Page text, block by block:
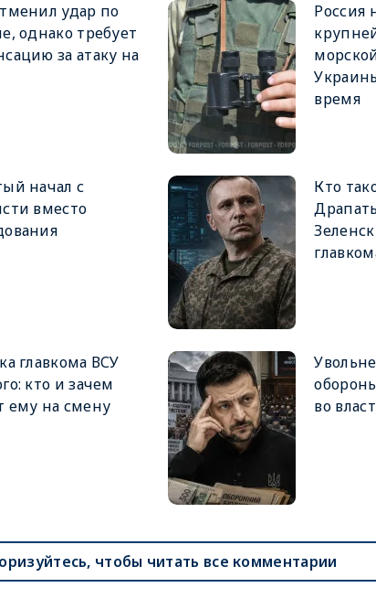
удар по
однако требует
за атаку на
Россия
время
начал с
вместо
Кто
главкома ВСУ
кто и зачем
ему на смену
во
чтобы читать все комментарии